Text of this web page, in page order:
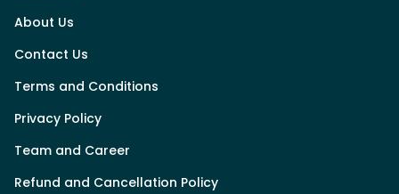
About Us
Contact Us
Terms and Conditions
Privacy Policy
Team and Career
Refund and Cancellation Policy